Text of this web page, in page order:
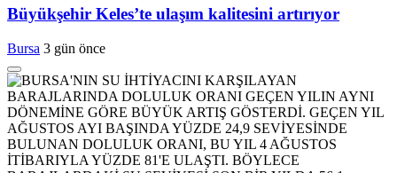
Büyükşehir Keles’te ulaşım kalitesini artırıyor
Bursa 3 gün önce